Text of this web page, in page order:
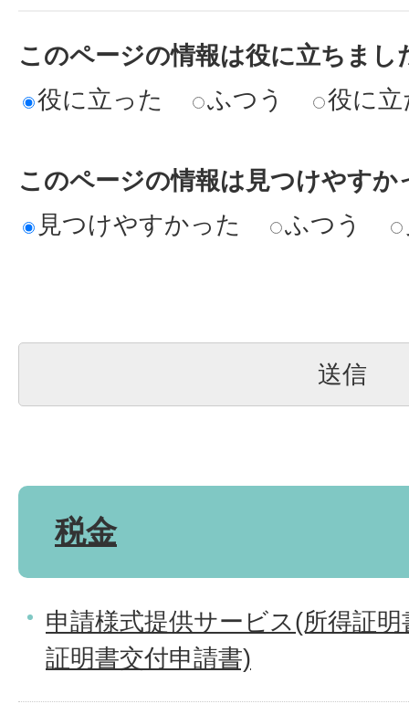
このページの情報は役に立ちまし
役に立った
ふつう 役に
このページの情報は見つけやすか
見つけやすかった
ふつう
税金
申請様式提供サービス(所得証
証明書交付申請書)